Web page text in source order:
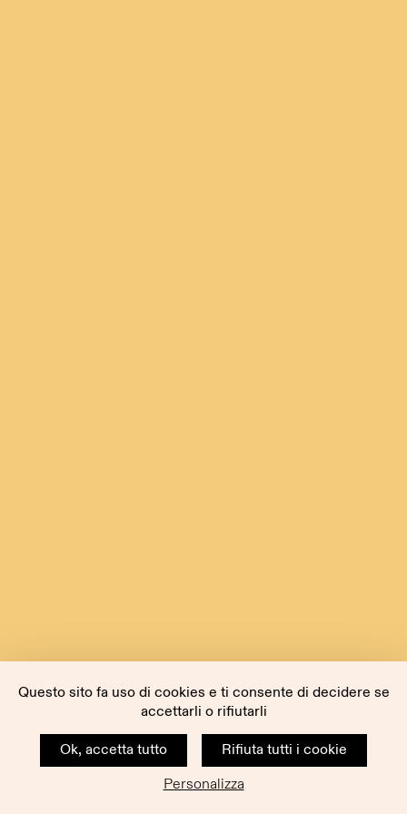
Questo sito fa uso di cookies e ti consente di decidere se
accettarli o rifiutarli
Ok, accetta tutto
Rifiuta tutti i cookie
Personalizza